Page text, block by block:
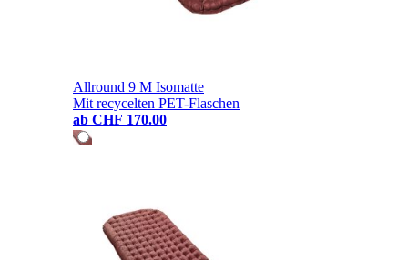
Allround 9 M Isomatte
Mit recycelten PET-Flaschen
ab CHF 170.00